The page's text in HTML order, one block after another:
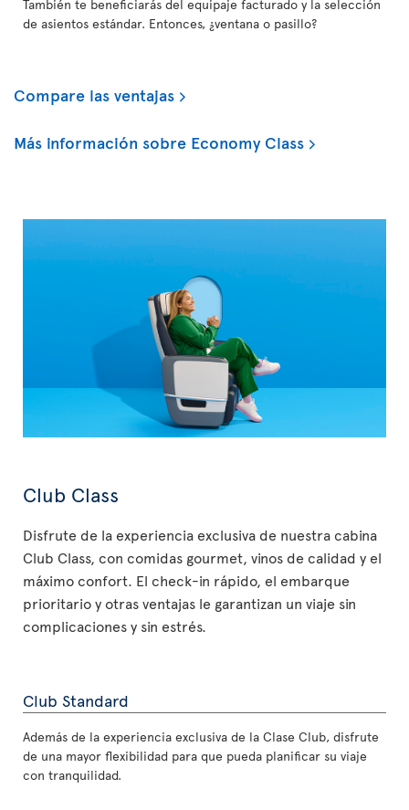
También te beneficiarás del equipaje facturado y la selección
de asientos estándar. Entonces, ¿ventana o pasillo?
Compare las ventajas
Más información sobre Economy Class
Club Class
Disfrute de la experiencia exclusiva de nuestra cabina
Club Class, con comidas gourmet, vinos de calidad y el
máximo confort. El check-in rápido, el embarque
prioritario y otras ventajas le garantizan un viaje sin
complicaciones y sin estrés.
Club Standard
Además de la experiencia exclusiva de la Clase Club, disfrute
de una mayor flexibilidad para que pueda planificar su viaje
con tranquilidad.